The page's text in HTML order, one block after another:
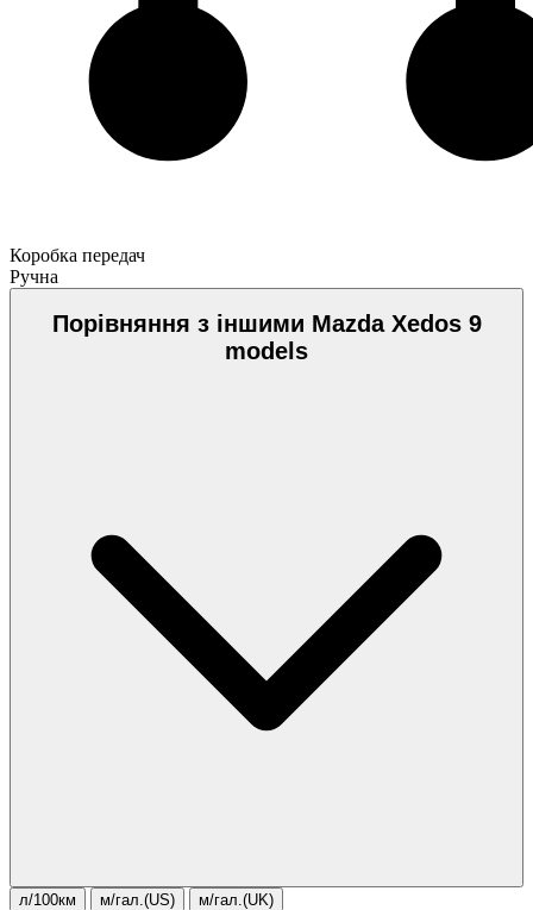
Коробка передач
Ручна
Порівняння з іншими Mazda Xedos 9
models
л/100км м/гал.(US) м/гал.(UK)